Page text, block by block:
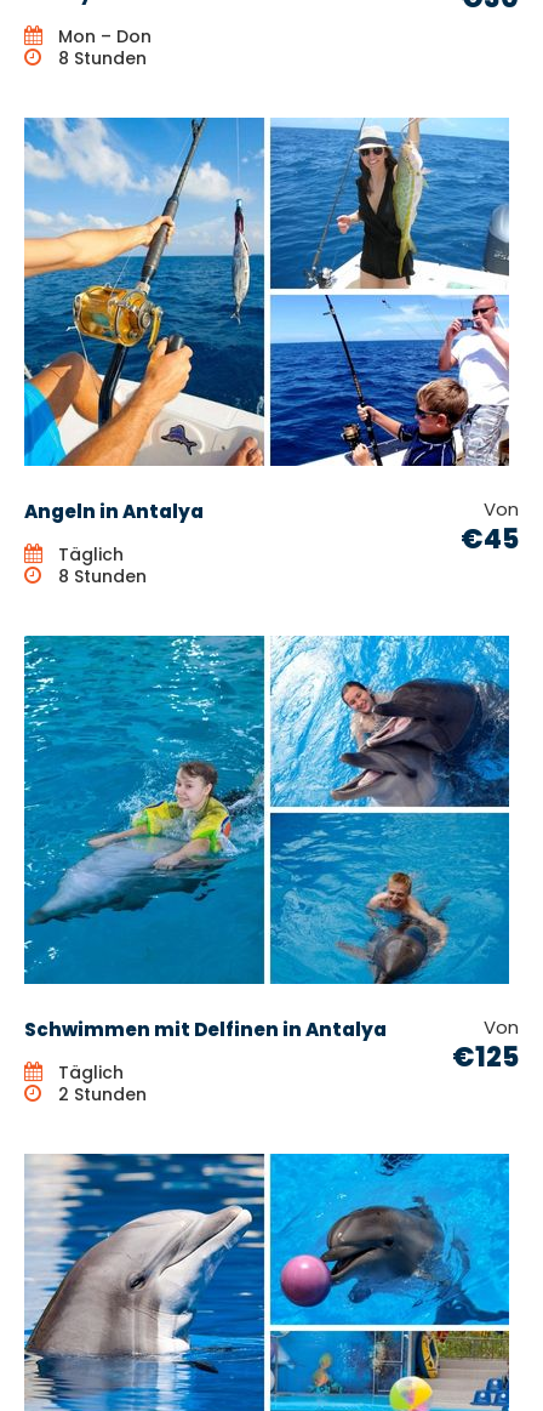
Mon – Don
8 Stunden
Angeln in Antalya Von
€45
Täglich
8 Stunden
Schwimmen mit Delfinen in Antalya Von
€125
Täglich
2 Stunden